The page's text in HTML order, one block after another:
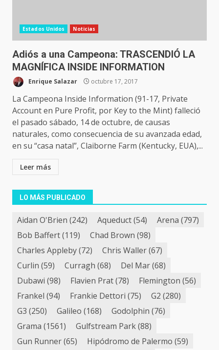
Estados Unidos Noticias
Adiós a una Campeona: TRASCENDIÓ LA
MAGNÍFICA INSIDE INFORMATION
Enrique Salazar octubre 17, 2017
La Campeona Inside Information (91-17, Private
Account en Pure Profit, por Key to the Mint) falleció
el pasado sábado, 14 de octubre, de causas
naturales, como consecuencia de su avanzada edad,
en su “casa natal”, Claiborne Farm (Kentucky, EUA),...
Leer más
LO MÁS PUBLICADO
Aidan O'Brien (242) Aqueduct(54) Arena (797)
Bob Baffert(119) Chad Brown (98)
Charles Appleby(72) Chris Waller(67)
Curlin (59) Curragh (68) Del Mar(68)
Dubawi (98) Flavien Prat(78) Flemington (56)
Frankel (94) Frankie Dettori (75) G2 (280)
G3 (250) Galileo (168) Godolphin (76)
Grama (1561) Gulfstream Park(88)
Gun Runner(65) Hipódromo de Palermo (59)